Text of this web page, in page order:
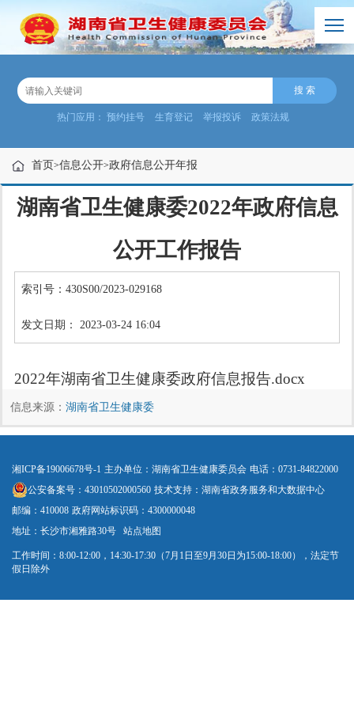
热门应用： 预约挂号 生育登记 举报投诉 政策法规
首页>信息公开>政府信息公开年报
湖南省卫生健康委2022年政府信息
公开工作报告
索引号：430S00/2023-029168
发文日期： 2023-03-24 16:04
2022年湖南省卫生健康委政府信息报告.docx
信息来源： 湖南省卫生健康委
湘ICP备19006678号-1 主办单位：湖南省卫生健康委员会 电话：0731-84822000
公安备案号：43010502000560 技术支持：湖南省政务服务和大数据中心
邮编：410008 政府网站标识码：4300000048
地址：长沙市湘雅路30号 站点地图
工作时间：8:00-12:00，14:30-17:30（7月1日至9月30日为15:00-18:00），法定节
假日除外